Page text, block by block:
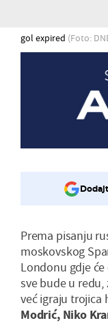
gol expired (Foto:
Prema pisanju
moskovskog
Londonu gdje
sve bude u
već igraju trojica
Modrić, Niko